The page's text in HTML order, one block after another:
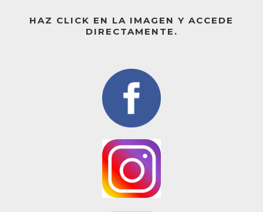
HAZ CLICK EN LA IMAGEN Y ACCEDE
DIRECTAMENTE.